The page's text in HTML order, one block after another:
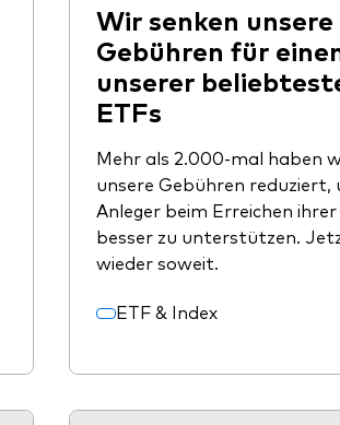
Wir senken unsere
Gebühren für
unserer
ETFs
Mehr als 2.000-mal haben
unsere Gebühren reduziert,
Anleger beim Erreichen ihrer
besser zu unterstützen.
wieder soweit.
ETF & Index